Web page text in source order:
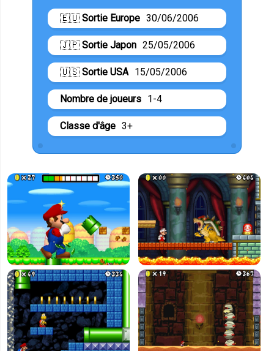
🇪🇺 Sortie Europe 30/06/2006
🇯🇵 Sortie Japon 25/05/2006
🇺🇸 Sortie USA 15/05/2006
Nombre de joueurs 1-4
Classe d'âge 3+